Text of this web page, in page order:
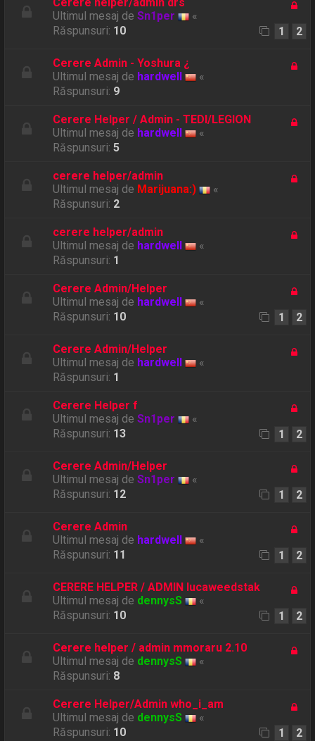
Ultimul mesaj deSn1per
«
Răspunsuri: 10 1 2
Cerere Admin - Yoshura ¿
Ultimul mesaj de hardwell
«
Răspunsuri: 9
Cerere Helper / Admin - TEDI/LEGION
Ultimul mesaj de hardwell
«
Răspunsuri:5
cerere helper/admin
Ultimul mesaj de Marijuana:)
«
Răspunsuri: 2
cerere helper/admin
Ultimul mesaj de hardwell
«
Răspunsuri: 1
Cerere Admin/Helper
Ultimul mesaj de hardwell
«
Răspunsuri: 10 1 2
Cerere Admin/Helper
Ultimul mesaj de hardwell
«
Răspunsuri: 1
Cerere Helper f
Ultimul mesaj deSn1per
«
Răspunsuri: 13 1 2
Cerere Admin/Helper
Ultimul mesaj deSn1per
«
Răspunsuri: 12 1 2
Cerere Admin
Ultimul mesaj de hardwell
«
Răspunsuri: 11 1 2
CERERE HELPER / ADMIN lucaweedstak
Ultimul mesaj de dennysS
«
Răspunsuri: 10 1 2
Cerere helper / admin mmoraru 2.10
Ultimul mesaj de dennysS
«
Răspunsuri: 8
Cerere Helper/Admin who_i_am
Ultimul mesaj de dennysS
«
Răspunsuri: 10 1 2